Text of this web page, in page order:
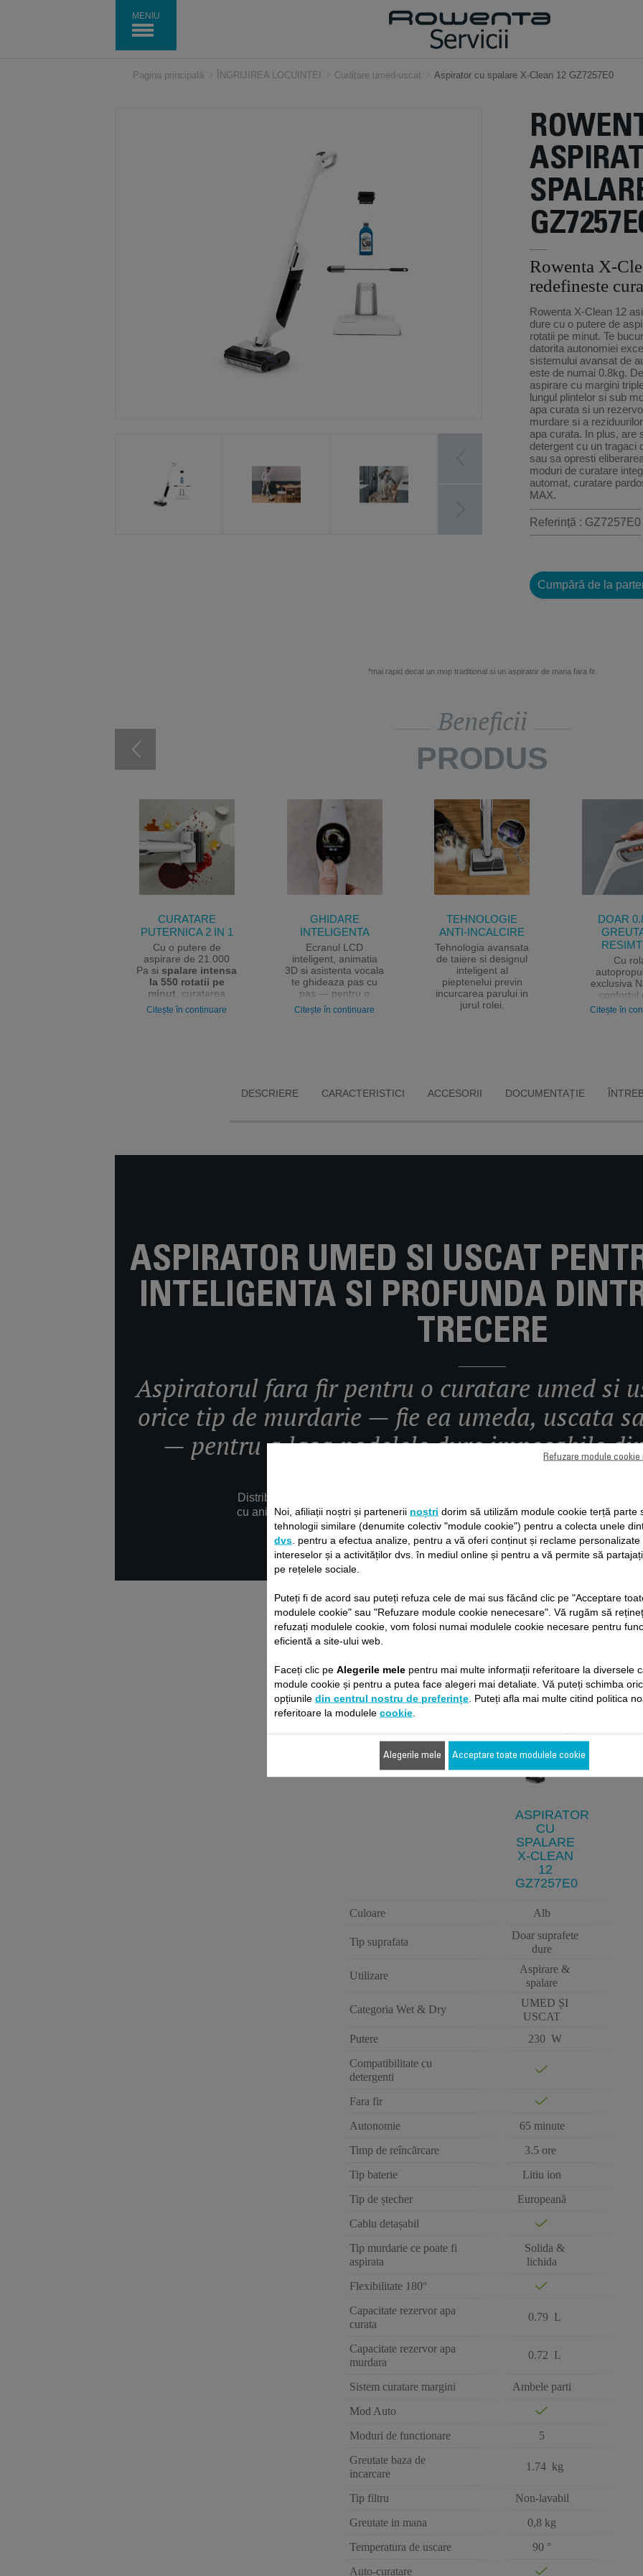
MENIU
Pagina principală ÎNGRIJIREA LOCUINȚEI Curățare umed-uscat Aspirator cu spalare X-Clean 12 GZ7257E0
Rowenta X-
redefineste
Rowenta X-Clean 12
dure cu o putere de
rotatii pe minut. Te
datorita autonomiei
sistemului avansat de
este de numai 0.8kg.
aspirare cu margini
lungul plintelor si sub
apa curata si un
murdare si a
apa curata. In plus, are
detergent cu un tragaci
sau sa opresti
moduri de curatare
automat, curatare
MAX.
Referință : GZ7257E0
Cumpără de la
*mai rapid decat un mop traditional si un aspirator de mana fara fir.
Beneficii
PRODUS
CURATARE
PUTERNICA 2 IN 1
Cu o putere de
aspirare de 21.000
Pa si spalare intensa
la 550 rotatii pe
minut , curatarea
podelelor devine mai
rapida. Autonomie
Citește în continuare
GHIDARE
INTELIGENTA
Ecranul LCD
inteligent, animatia
3D si asistenta vocala
te ghideaza pas cu
pas — pentru o
curatare fara efort de
la inceput pana la
Citește în continuare
TEHNOLOGIE
ANTI-INCALCIRE
Tehnologia avansata
de taiere si designul
inteligent al
pieptenelui previn
incurcarea parului in
jurul rolei.
DOAR
Cu
exclusiva
confortul
garantat.
resimtita in
Citește în
DESCRIERE CARACTERISTICI ACCESORII DOCUMENTAȚIE
ASPIRATOR UMED SI USCAT
INTELIGENTA SI PROFUNDA
TRECERE
Aspiratorul fara fir pentru o curatare umed si
orice tip de murdarie — fie ea umeda, uscata
— pentru a lasa podelele dure impecabile
Distributia inteligenta a detergentului asigura o curatare optima, in timp ce
cu animatie 3D ofera ghidare pas cu pas si tehnologia Clean Cut pastreaza rola
Caracteristici tehnice/
ASPIRATOR
CU
SPALARE
X-CLEAN
12
GZ7257E0
Culoare Alb
Tip suprafata
Doar suprafete
dure
Utilizare
Aspirare &
spalare
Categoria Wet & Dry
UMED ȘI
USCAT
Putere
230 W
Compatibilitate cu
detergenti
Fara fir
Autonomie
65 minute
Timp de reîncărcare
3.5 ore
Tip baterie
Litiu ion
Tip de ștecher
Europeană
Cablu detașabil
Tip murdarie ce poate fi
aspirata
Solida &
lichida
Flexibilitate 180°
Capacitate rezervor apa
curata
0.79 L
Capacitate rezervor apa
murdara
0.72 L
Sistem curatare margini
Ambele parti
Mod Auto
Moduri de functionare
5
Greutate baza de
incarcare
1.74 kg
Tip filtru
Non-lavabil
Greutate in mana
0,8 kg
Temperatura de uscare
90 °
Auto-curatare
Noi, afiliații noștri și partenerii noștri dorim să utilizăm module cookie terță parte
tehnologii similare (denumite colectiv "module cookie") pentru a colecta unele
dvs . pentru a efectua analize, pentru a vă oferi conținut și reclame personalizate
intereselor și a activităților dvs. în mediul online și pentru a vă permite să
pe rețelele sociale.
Puteți fi de acord sau puteți refuza cele de mai sus făcând clic pe "Acceptare
modulele cookie" sau "Refuzare module cookie nenecesare". Vă rugăm să
refuzați modulele cookie, vom folosi numai modulele cookie necesare pentru
eficientă a site-ului web.
Faceți clic pe Alegerile mele pentru mai multe informații referitoare la diversele
module cookie și pentru a putea face alegeri mai detaliate. Vă puteți schimba
opțiunile din centrul nostru de preferințe . Puteți afla mai multe citind politica
referitoare la modulele cookie
Refuzare module
Alegerile mele Acceptare toate modulele cookie